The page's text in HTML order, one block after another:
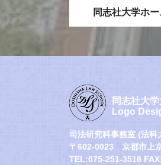
同志社大学ホ
同志社大
Logo
司法研究科事務室 (法科
〒602-0023 京都市上
TEL:075-251-3518